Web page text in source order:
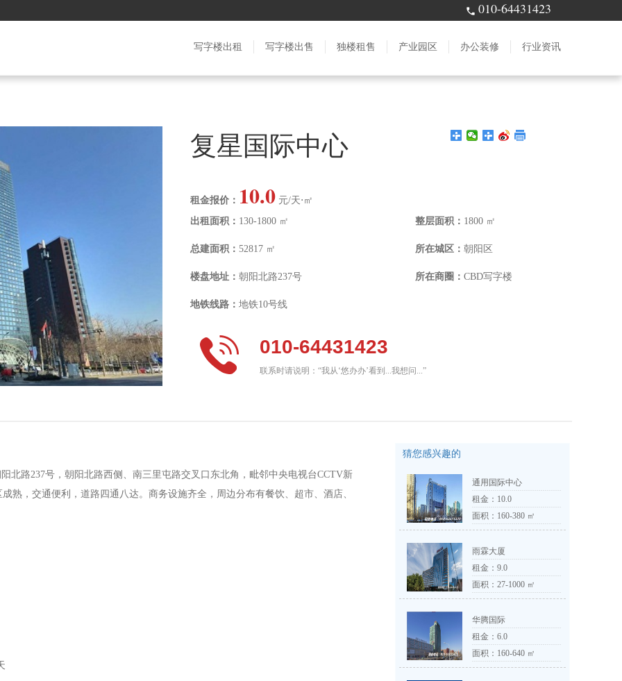
010-64431423
写字楼出租 写字楼出售 独楼租售 产业园区 办公装修 行业资讯
复星国际中心
租金报价： 10.0 元/天⋅㎡
出租面积： 130-1800 ㎡ 整层面积： 1800 ㎡
总建面积： 52817 ㎡ 所在城区： 朝阳区
楼盘地址： 朝阳北路237号 所在商圈： CBD写字楼
地铁线路： 地铁10号线
010-64431423
联系时请说明：“我从‘悠办办’看到...我想问...”
北路237号，朝阳北路西侧、南三里屯路交叉口东北角，毗邻中央电视台CCTV新
熟，交通便利，道路四通八达。商务设施齐全，周边分布有餐饮、超市、酒店、
猜您感兴趣的
通用国际中心
租金： 10.0
面积：160-380 ㎡
雨霖大厦
租金： 9.0
面积：27-1000 ㎡
华腾国际
租金： 6.0
面积：160-640 ㎡